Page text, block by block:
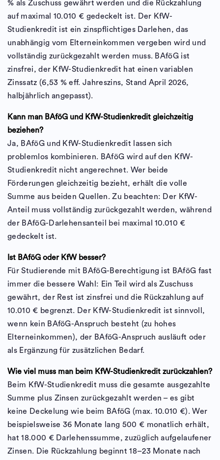
% als Zuschuss gewährt werden und die Rückzahlung
auf maximal 10.010 € gedeckelt ist. Der KfW-
Studienkredit ist ein zinspflichtiges Darlehen, das
unabhängig vom Elterneinkommen vergeben wird und
vollständig zurückgezahlt werden muss. BAföG ist
zinsfrei, der KfW-Studienkredit hat einen variablen
Zinssatz (6,53 % eff. Jahreszins, Stand April 2026,
halbjährlich angepasst).
Kann man BAföG und KfW-Studienkredit gleichzeitig
beziehen?
Ja, BAföG und KfW-Studienkredit lassen sich
problemlos kombinieren. BAföG wird auf den KfW-
Studienkredit nicht angerechnet. Wer beide
Förderungen gleichzeitig bezieht, erhält die volle
Summe aus beiden Quellen. Zu beachten: Der KfW-
Anteil muss vollständig zurückgezahlt werden, während
der BAföG-Darlehensanteil bei maximal 10.010 €
gedeckelt ist.
Ist BAföG oder KfW besser?
Für Studierende mit BAföG-Berechtigung ist BAföG fast
immer die bessere Wahl: Ein Teil wird als Zuschuss
gewährt, der Rest ist zinsfrei und die Rückzahlung auf
10.010 € begrenzt. Der KfW-Studienkredit ist sinnvoll,
wenn kein BAföG-Anspruch besteht (zu hohes
Elterneinkommen), der BAföG-Anspruch ausläuft oder
als Ergänzung für zusätzlichen Bedarf.
Wie viel muss man beim KfW-Studienkredit zurückzahlen?
Beim KfW-Studienkredit muss die gesamte ausgezahlte
Summe plus Zinsen zurückgezahlt werden – es gibt
keine Deckelung wie beim BAföG (max. 10.010 €). Wer
beispielsweise 36 Monate lang 500 € monatlich erhält,
hat 18.000 € Darlehenssumme, zuzüglich aufgelaufener
Zinsen. Die Rückzahlung beginnt 18–23 Monate nach